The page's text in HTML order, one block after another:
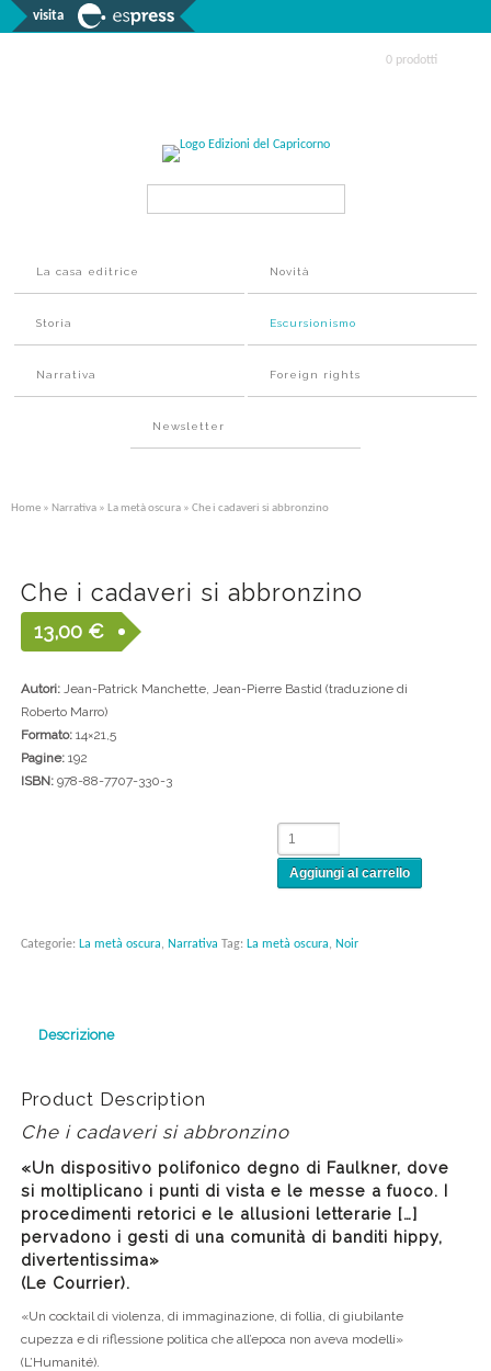
visita
0 prodotti
La casa editrice Novità
Storia Escursionismo
Narrativa Foreign rights
Newsletter
Home » Narrativa » La metà oscura » Che i cadaveri si abbronzino
Che i cadaveri si abbronzino
13,00 €
Autori:Jean-Patrick Manchette, Jean-Pierre Bastid (traduzione di
Roberto Marro)
Formato:14×21,5
Pagine:192
ISBN:978-88-7707-330-3
Aggiungi al carrello
Categorie: La metà oscura, Narrativa Tag: La metà oscura, Noir
Descrizione
Product Description
Che i cadaveri si abbronzino
«Un dispositivo polifonico degno di Faulkner, dove
si moltiplicano i punti di vista e le messe a fuoco. I
procedimenti retorici e le allusioni letterarie […]
pervadono i gesti di una comunità di banditi hippy,
divertentissima»
(Le Courrier).
«Un cocktail di violenza, di immaginazione, di follia, di giubilante
cupezza e di riflessione politica che all’epoca non aveva modelli»
(L’Humanité).